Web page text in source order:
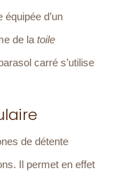
d’un
de la toile
carré s’utilise
de détente
Il permet en effet